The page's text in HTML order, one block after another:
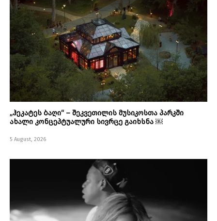
„ჰეკატეს ბაღი“ – შეკვეთილის მუსიკოსთა პარკში
ახალი კონცეპტუალური სივრცე გაიხსნა ￼
5 August, 2026